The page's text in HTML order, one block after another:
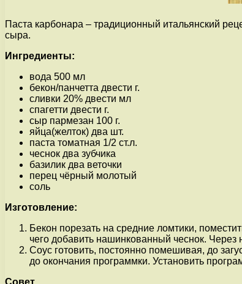
Паста карбонара – традиционный итальянский
сыра.
Ингредиенты:
вода 500 мл
бекон/панчетта двести г.
сливки 20% двести мл
спагетти двести г.
сыр пармезан 100 г.
яйца(желток) два шт.
паста томатная 1/2 ст.л.
чеснок два зубчика
базилик два веточки
перец чёрный молотый
соль
Изготовление:
Бекон порезать на средние ломтики,
чего добавить нашинкованный чеснок. Через
Соус готовить, постоянно помешивая, до
до окончания программки. Установить
Совет